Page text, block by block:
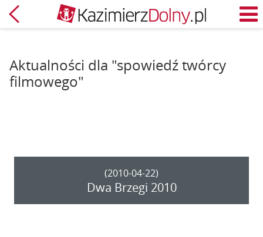
Powrót
Aktualności dla "spowiedź twórcy
filmowego"
(2010-04-22)
Dwa Brzegi 2010